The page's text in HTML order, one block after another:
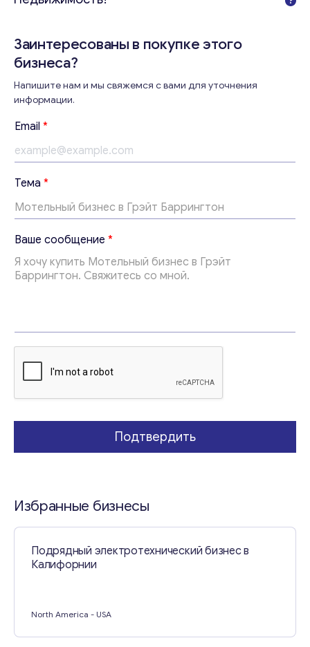
Консультация
Email*
Ваши комментарии *
Заинтересованы в покупке этого
бизнеса?
Напишите нам и мы свяжемся с вами для уточнения
информации.
Email *
Т
е
м
а
*
E
m
a
Тема *
Ваше сообщение *
Подтвердить
Избранные бизнесы
Подрядный электротехнический бизнес в
Калифорнии
North America - USA